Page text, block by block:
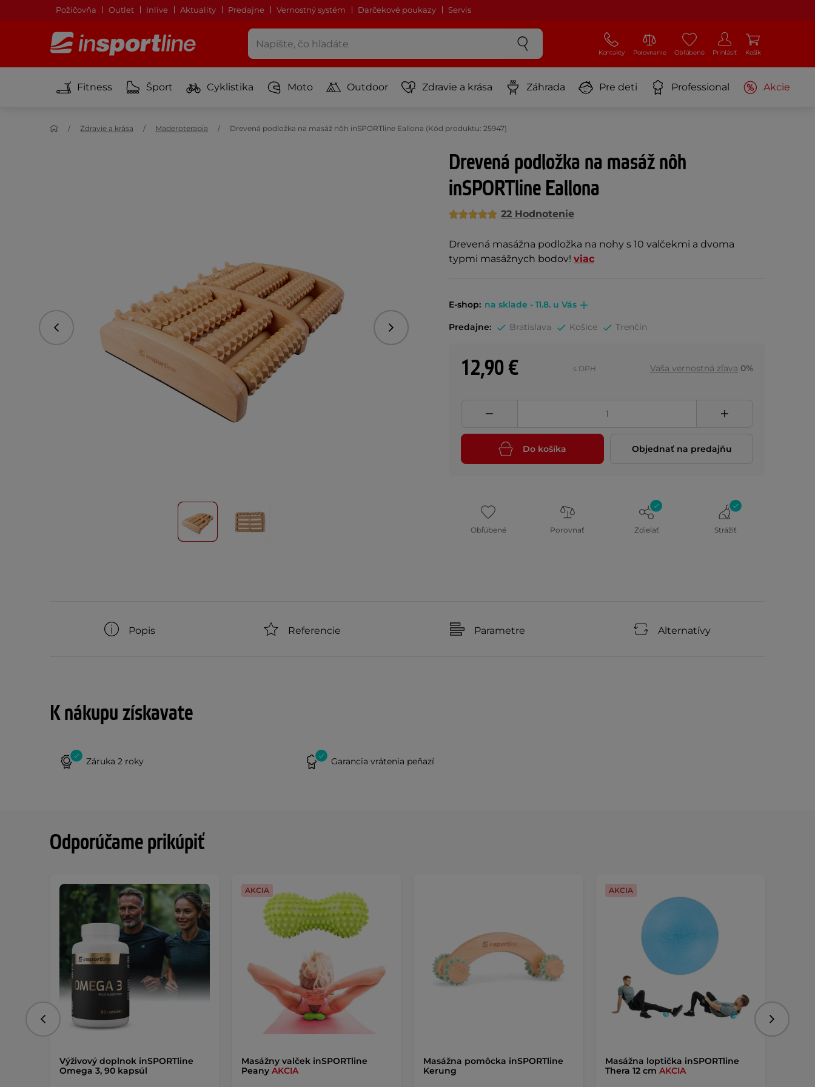
Požičovňa Outlet Inlive Aktuality Predajne Vernostný systém Darčekové poukazy Servis
Kontakty Porovnanie Obľúbené Prihlásiť Košík
Fitness Šport Cyklistika Moto Outdoor Zdravie a krása Záhrada Pre deti Professional Akcie
Zdravie a krása Maderoterapia Drevená podložka na masáž nôh inSPORTline Eallona (Kód produktu: 25947)
Drevená podložka na masáž nôh
inSPORTline Eallona
22 Hodnotenie
Drevená masážna podložka na nohy s 10 valčekmi a dvoma
typmi masážnych bodov! viac
Predchádzajúce Nasledujúce
E-shop: na sklade - 11.8. u Vás
Predajne: Bratislava Košice Trenčín
12,90 € s DPH Vaša vernostná zľava 0%
Do košíka Objednať na predajňu
Obľúbené Porovnať Zdielať Strážiť
Popis Referencie Parametre Alternatívy
K nákupu získavate
Záruka 2 roky Garancia vrátenia peňazí
Odporúčame prikúpiť
Výživový doplnok inSPORTline
Omega 3, 90 kapsúl
Masážny valček inSPORTline
Peany AKCIA
AKCIA
Masážna pomôcka inSPORTline
Kerung
Masážna loptička inSPORTline
Thera 12 cm AKCIA
AKCIA
Predchádzajúce